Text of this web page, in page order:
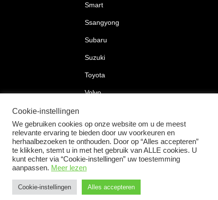
+31 183 30 52 22
Smart
Ssangyong
Subaru
Suzuki
Toyota
Volvo
2026 © Car Lock Systems
Cookie-instellingen
We gebruiken cookies op onze website om u de meest
relevante ervaring te bieden door uw voorkeuren en
herhaalbezoeken te onthouden. Door op “Alles accepteren”
te klikken, stemt u in met het gebruik van ALLE cookies. U
kunt echter via “Cookie-instellingen” uw toestemming
aanpassen. Meer lezen
Cookie-instellingen Alles accepteren